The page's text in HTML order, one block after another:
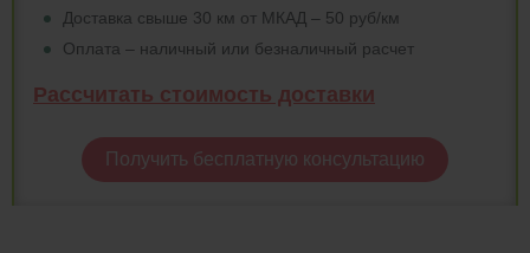
Доставка свыше 30 км от МКАД – 50 руб/км
Оплата – наличный или безналичный расчет
Рассчитать стоимость доставки
Получить бесплатную консультацию